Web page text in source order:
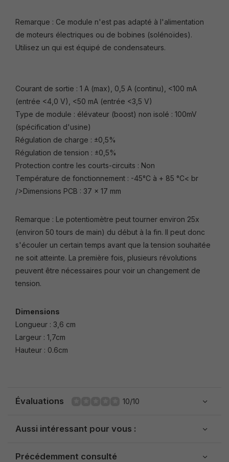
Remarque : Ce module n'est pas adapté à l'alimentation
de moteurs électriques ou de bobines (solénoïdes).
Utilisez un qui est équipé de condensateurs.
Courant de sortie : 1 A (max), 0,5 A (continu), <100 mA
(entrée <4,0 V), <50 mA (entrée <3,5 V)
Type de module : élévateur (boost) non isolé : 100mV
(spécification d'usine)
Régulation de charge : ±0,5%
Régulation de tension : ±0,5%
Protection contre les courts-circuits : Non
Température de fonctionnement : -45°C à + 85 °C< br
/>Dimensions PCB : 37 x 17 mm
Remarque : Le potentiomètre peut tourner environ 25x
(environ 50 tours de main) du début à la fin. Il peut donc
s'écouler un certain temps avant que la tension souhaitée
ne soit atteinte. La première fois, plusieurs révolutions
peuvent être nécessaires pour voir un changement de
tension.
Dimensions
Longueur : 3,6 cm
Largeur : 1,7cm
Hauteur : 0.6cm
Évaluations 10/10
Aussi intéressant pour vous :
Précédemment consulté